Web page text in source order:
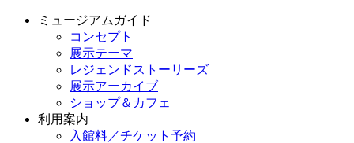
ミュージアムガイド
コンセプト
展示テーマ
レジェンドストーリーズ
展示アーカイブ
ショップ＆カフェ
利用案内
入館料／チケット予約